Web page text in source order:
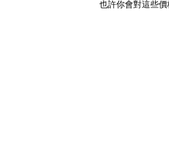
也許你會對這些